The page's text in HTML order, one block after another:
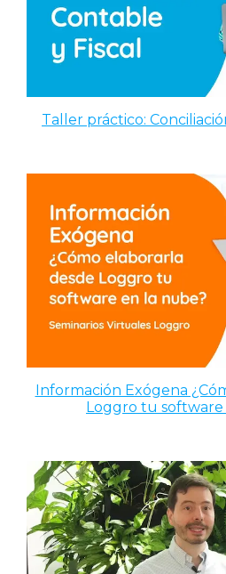
Taller práctico:
Información Exógena
Loggro tu